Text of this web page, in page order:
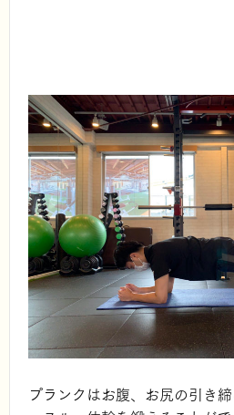
プランクはお腹、お尻の引き